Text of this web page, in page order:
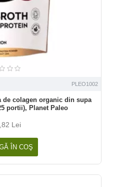
PLEO1002
de colagen organic din supa
portii), Planet Paleo
Lei
ÎN COŞ